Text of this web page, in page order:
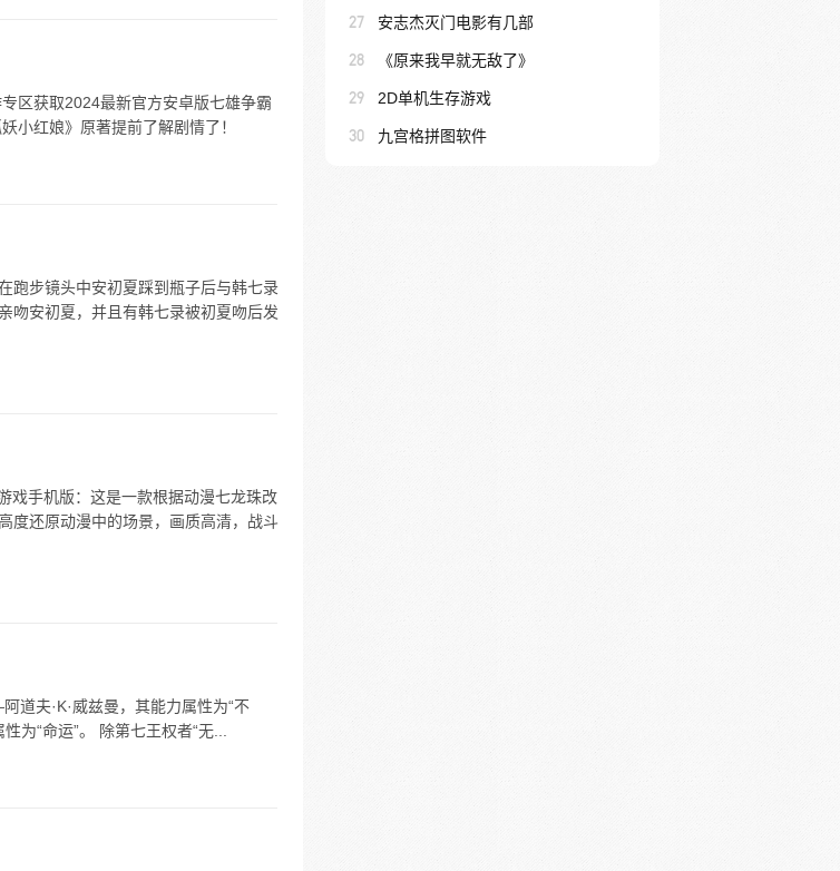
区获取2024最新官方安卓版七雄争霸
小红娘》原著提前了解剧情了！
跑步镜头中安初夏踩到瓶子后与韩七录
吻安初夏，并且有韩七录被初夏吻后发
戏手机版：这是一款根据动漫七龙珠改
度还原动漫中的场景，画质高清，战斗
道夫·K·威兹曼，其能力属性为“不
为“命运”。 除第七王权者“无...
27 安志杰灭门电影有几部
28 《原来我早就无敌了》
29 2D单机生存游戏
30 九宫格拼图软件